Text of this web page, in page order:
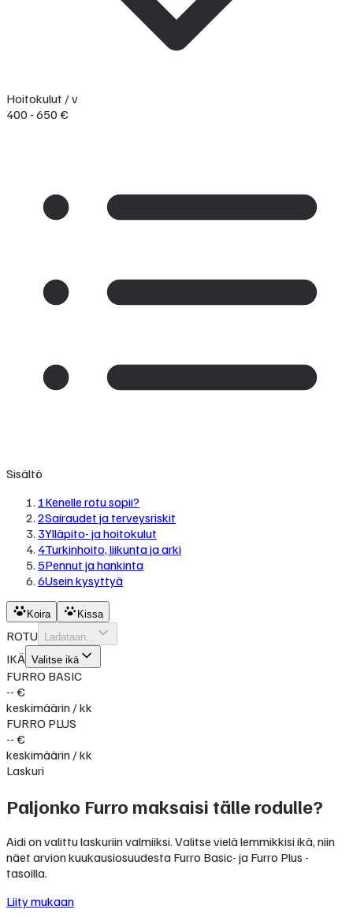
Hoitokulut / v
400 - 650 €
Sisältö
1Kenelle rotu sopii?
2Sairaudet ja terveysriskit
3Ylläpito- ja hoitokulut
4Turkinhoito, liikunta ja arki
5Pennut ja hankinta
6Usein kysyttyä
Koira Kissa
ROTU Ladataan...
IKÄ Valitse ikä
FURRO BASIC
-- €
keskimäärin / kk
FURRO PLUS
-- €
keskimäärin / kk
Laskuri
Paljonko Furro maksaisi tälle rodulle?
Aidi on valittu laskuriin valmiiksi. Valitse vielä lemmikkisi ikä, niin
näet arvion kuukausiosuudesta Furro Basic- ja Furro Plus -
tasoilla.
Liity mukaan